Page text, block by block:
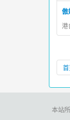
傲
港
本站